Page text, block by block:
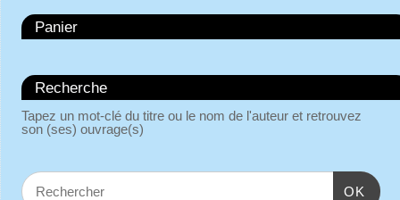
Panier
Recherche
Tapez un mot-clé du titre ou le nom de l'auteur et retrouvez
son (ses) ouvrage(s)
OK